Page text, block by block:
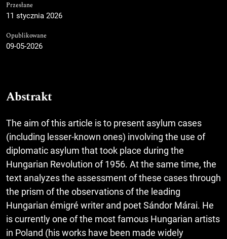
Przesłane
11 stycznia 2026
Opublikowane
09-05-2026
Abstrakt
The aim of this article is to present asylum cases
(including lesser-known ones) involving the use of
diplomatic asylum that took place during the
Hungarian Revolution of 1956. At the same time, the
text analyzes the assessment of these cases through
the prism of the observations of the leading
Hungarian émigré writer and poet Sándor Márai. He
is currently one of the most famous Hungarian artists
in Poland (his works have been made widely